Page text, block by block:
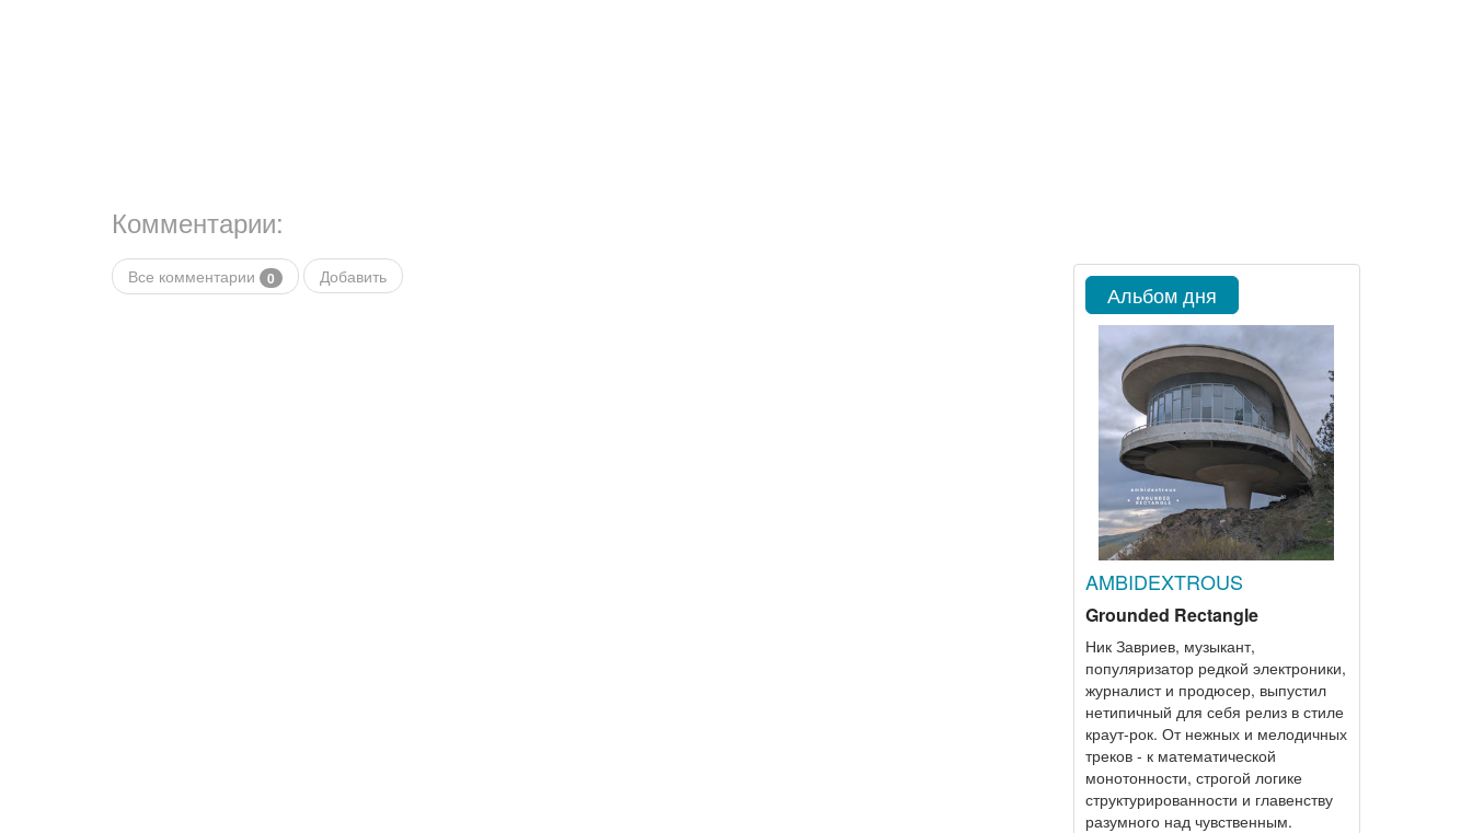
Комментарии:
Все комментарии 0 Добавить
Альбом дня
AMBIDEXTROUS
Grounded Rectangle
Ник Завриев, музыкант,
популяризатор редкой электроники,
журналист и продюсер, выпустил
нетипичный для себя релиз в стиле
краут-рок. От нежных и мелодичных
треков - к математической
монотонности, строгой логике
структурированности и главенству
разумного над чувственным.